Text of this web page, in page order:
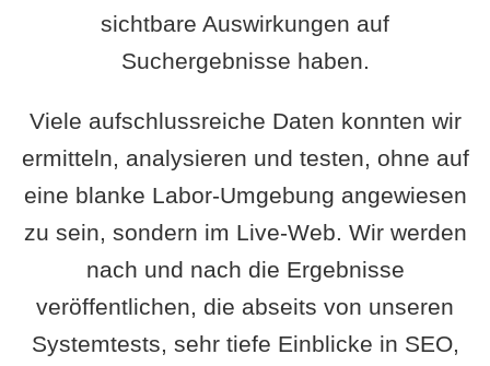
sichtbare Auswirkungen auf
Suchergebnisse haben.
Viele aufschlussreiche Daten konnten wir
ermitteln, analysieren und testen, ohne auf
eine blanke Labor-Umgebung angewiesen
zu sein, sondern im Live-Web. Wir werden
nach und nach die Ergebnisse
veröffentlichen, die abseits von unseren
Systemtests, sehr tiefe Einblicke in SEO,